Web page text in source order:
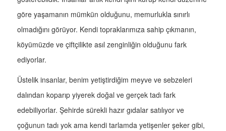
göre yaşamanın mümkün olduğunu, memurlukla sınırlı
olmadığını görüyor. Kendi topraklarımıza sahip çıkmanın,
köyümüzde ve çiftçilikte asıl zenginliğin olduğunu fark
ediyorlar.
Üstelik insanlar, benim yetiştirdiğim meyve ve sebzeleri
dalından koparıp yiyerek doğal ve gerçek tadı fark
edebiliyorlar. Şehirde sürekli hazır gıdalar satılıyor ve
çoğunun tadı yok ama kendi tarlamda yetişenler şeker gibi,